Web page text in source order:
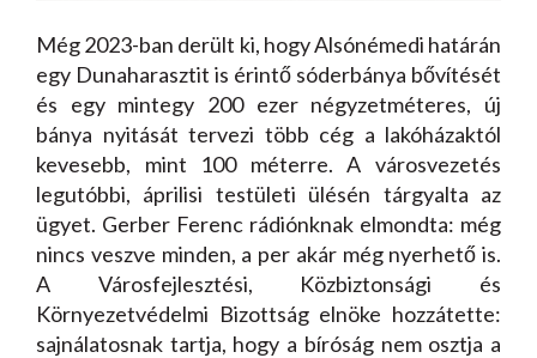
Még 2023-ban derült ki, hogy Alsónémedi határán
egy Dunaharasztit is érintő sóderbánya bővítését
és egy mintegy 200 ezer négyzetméteres, új
bánya nyitását tervezi több cég a lakóházaktól
kevesebb, mint 100 méterre. A városvezetés
legutóbbi, áprilisi testületi ülésén tárgyalta az
ügyet. Gerber Ferenc rádiónknak elmondta: még
nincs veszve minden, a per akár még nyerhető is.
A Városfejlesztési, Közbiztonsági és
Környezetvédelmi Bizottság elnöke hozzátette:
sajnálatosnak tartja, hogy a bíróság nem osztja a